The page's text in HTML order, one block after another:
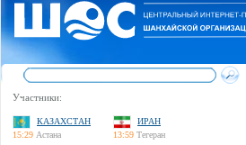
Участники:
КАЗАХСТАН
15:29 Астана
ИРАН
13:59 Тегеран